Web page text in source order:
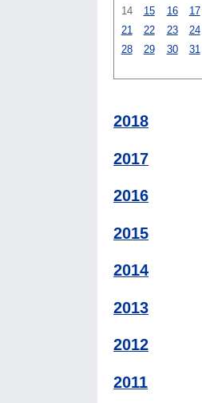
14
15 16 17
21
22 23 24
28
29 30 31
2018
2017
2016
2015
2014
2013
2012
2011